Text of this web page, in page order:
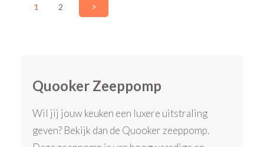
1 2 >
Quooker Zeeppomp
Wil jij jouw keuken een luxere uitstraling
geven? Bekijk dan de Quooker zeeppomp.